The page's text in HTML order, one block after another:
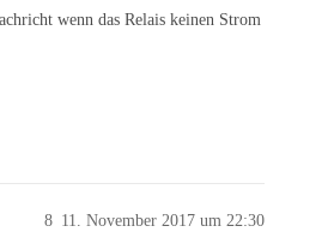
wenn das Relais keinen Strom
11. November 2017 um 22:30
8